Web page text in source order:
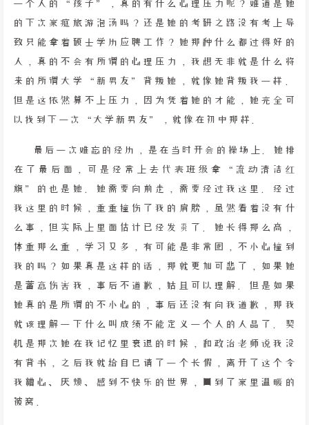
一个人的“孩子”，真的有什么心理压力呢？难道是她
的下次家庭旅游泡汤吗？还是她的考研之路没有考上导
致只能拿着硕士学历应聘工作？她那种什么都过得好的
人，真的不会有所谓的心理压力，我想无非就是什么将
来的所谓大学“新男友”背叛她，就像她背叛我一样。
但是这依然算不上压力，因为凭着她的才能，她完全可
以找到下一次“大学新男友”，就像在初中那样。
最后一次难忘的经历，是在当时开会的操场上。她排
在了最后面，可是经常上去代表班级拿“流动清洁红
旗”的也是她。她需要向前走，需要经过我这里。经过
我这里的时候，重重撞伤了我的肩膀，虽然看着没有什
么事，但实际上里面估计已经发炎了。她长得那么高，
体重那么重，学习又多，有可能是非常困，不小心撞到
我的吗？如果真是这样的话，那就更加可悲了，如果她
是蓄意伤害我，事后不道歉，姑且可以理解。但是如果
她真的是所谓的不小心的，事后还没有向我道歉，那我
就该理解一下什么叫成绩不能定义一个人的人品了。契
机是那次她在我记忆里衰退的时候，和政治老师说我没
有背书，之后我就给自己请了一个长假，离开了这个令
我糟心、厌烦、感到不快乐的世界，回到了家里温暖的
被窝。